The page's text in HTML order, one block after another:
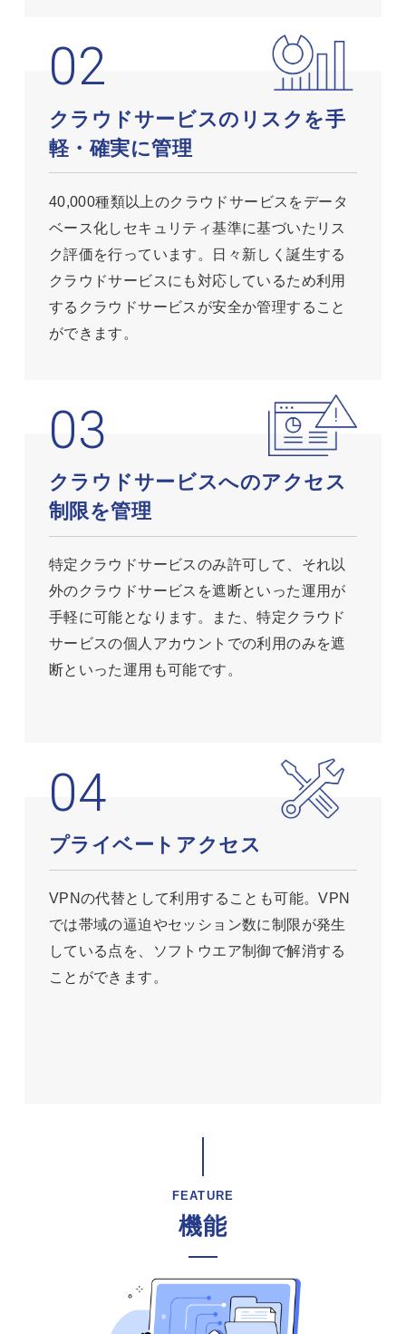
クラウドサービスのリスクを手
軽・確実に管理
40,000種類以上のクラウドサービスをデータ
ベース化しセキュリティ基準に基づいたリス
ク評価を行っています。日々新しく誕生する
クラウドサービスにも対応しているため利用
するクラウドサービスが安全か管理すること
ができます。
クラウドサービスへのアクセス
制限を管理
特定クラウドサービスのみ許可して、それ以
外のクラウドサービスを遮断といった運用が
手軽に可能となります。また、特定クラウド
サービスの個人アカウントでの利用のみを遮
断といった運用も可能です。
プライベートアクセス
VPNの代替として利用することも可能。VPN
では帯域の逼迫やセッション数に制限が発生
している点を、ソフトウエア制御で解消する
ことができます。
FEATURE
機能